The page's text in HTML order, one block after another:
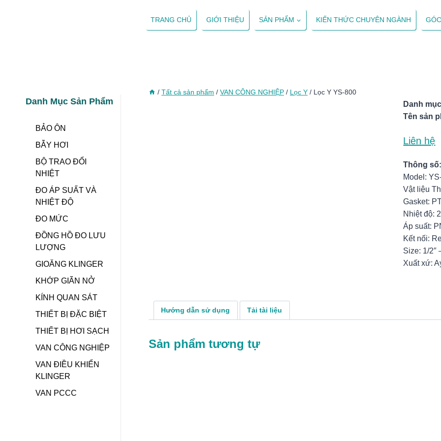
TRANG CHỦ GIỚI THIỆU SẢN PHẨM KIẾN THỨC CHUYÊN NGÀNH
/ Tất cả sản phẩm / VAN CÔNG NGHIỆP / Lọc Y / Lọc Y YS-800
Danh
Tên sản
Liên hệ
Thông số:
Model:
Vật liệu
Gasket:
Nhiệt độ:
Áp suất:
Kết nối:
Size: 1/2″
Xuất xứ:
Hướng dẫn sử dụng Tải tài liệu
Sản phẩm tương tự
Danh Mục Sản Phẩm
BẢO ÔN
BẪY HƠI
BỘ TRAO ĐỔI
NHIỆT
ĐO ÁP SUẤT VÀ
NHIỆT ĐỘ
ĐO MỨC
ĐỒNG HỒ ĐO LƯU
LƯỢNG
GIOĂNG KLINGER
KHỚP GIÃN NỞ
KÍNH QUAN SÁT
THIẾT BỊ ĐẶC BIỆT
THIẾT BỊ HƠI SẠCH
VAN CÔNG NGHIỆP
VAN ĐIỀU KHIỂN
KLINGER
VAN PCCC